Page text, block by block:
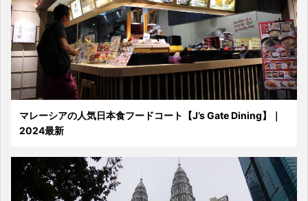
マレーシアの人気日本食フードコート【J’s Gate Dining】｜
2024最新